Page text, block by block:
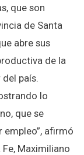
que son
de Santa
abre sus
de la
país.
lo
que se
empleo”, afirmó
Maximiliano